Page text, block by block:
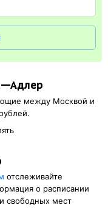
между Москвой и
отслеживайте
о расписании
свободных мест